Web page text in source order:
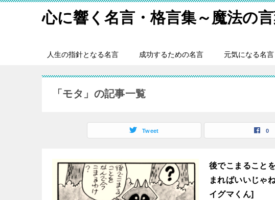
心に響く名言・格言集～魔法の言
人生の指針となる名言 成功するための名言 元気になる名言
「モタ」の記事一覧
Tweet 0
後でこまること
まればいいじゃ
イグマくん]